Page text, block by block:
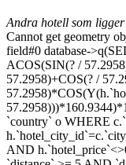
Andra hotell som ligger
Cannot get geometry
field#0 database-
ACOS(SIN(? /
57.2958)+COS(? /
`country` o WHERE
AND